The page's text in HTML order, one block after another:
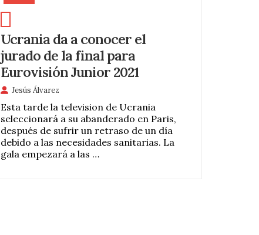
Ucrania da a conocer el
jurado de la final para
Eurovisión Junior 2021
Jesús Álvarez
Esta tarde la television de Ucrania
seleccionará a su abanderado en Paris,
después de sufrir un retraso de un día
debido a las necesidades sanitarias. La
gala empezará a las …